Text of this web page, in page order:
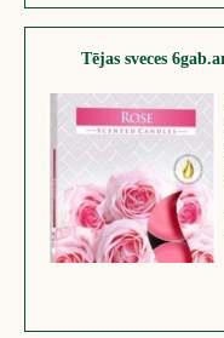
Tējas sveces